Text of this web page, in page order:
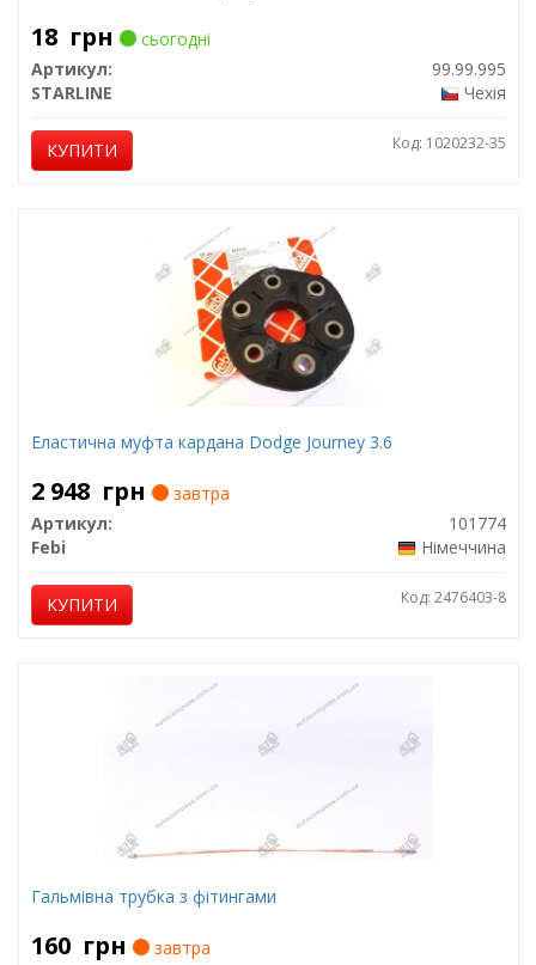
18 грн
сьогодні
Артикул:
99.99.995
STARLINE
Чехія
КУПИТИ Код: 1020232-35
Еластична муфта кардана Dodge Journey 3.6
2 948 грн
завтра
Артикул:
101774
Febi
Німеччина
КУПИТИ Код: 2476403-8
Гальмівна трубка з фітингами
160 грн
завтра